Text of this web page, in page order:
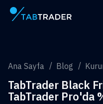
Ana Sayfa
Ana Sayfa Blog
TabTrader Black
TabTrader Pro'da